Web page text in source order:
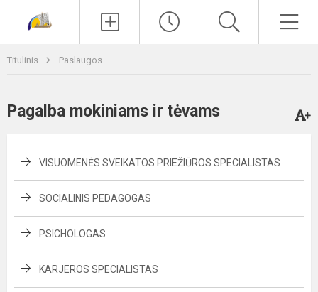
Titulinis Paslaugos
Pagalba mokiniams ir tėvams
VISUOMENĖS SVEIKATOS PRIEŽIŪROS SPECIALISTAS
SOCIALINIS PEDAGOGAS
PSICHOLOGAS
KARJEROS SPECIALISTAS